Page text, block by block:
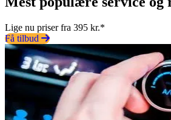
Lige nu priser fra 395 kr.*
Få tilbud